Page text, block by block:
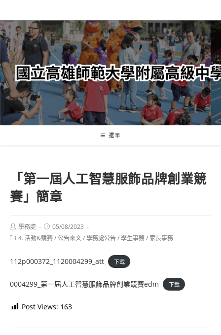
轉
至
主
內
容
選單
「第一屆人工智慧服飾品牌創業競
賽」簡章
Post
author:
學務處
Post
published:
05/08/2023
Post4. 活動&競賽/公告來文/學務處公告/學生事務/ 家長事務
112p000372_1120004299_att 下載
0004299_第一屆人工智慧服飾品牌創業競賽edm 下載
Post Views: 163